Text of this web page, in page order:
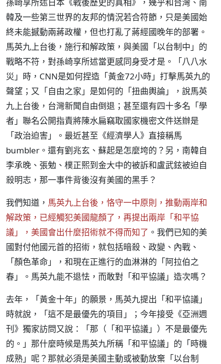
韓及一些第三世界的友邦的情況若合符節，只是美國始
終未能撼動兩蔣政權，但也打亂了蔣經國晚年的部署。
馬英九上台後，施行和解政策，與美國「以台制中」的
戰略不符，對孫崎享所述當更感同身受才是。「八八水
災」時，CNN是如何捏造「黃金72小時」打擊馬英九的
聲望；又「自由之家」是如何的「扭曲輿論」，說馬英
九上台後，台灣新聞自由倒退；甚至還有四十多名「學
者」聯名公開指責將陳水扁竊取國家機密文件送辦是
「政治迫害」。最近甚至《經濟學人》直接稱馬
bumbler。還有劉兆玄、蘇起是怎麼垮的？另，南韓自
李承晚、張勉、樸正熙到金大中的被訴和盧武鉉被迫自
殺明志，那一事件背後沒有美國的黑手？
我們知道， 馬英九上台後，恪守一中原則，推動兩岸和
解政策，已經觸犯美國龍顏了，再提出兩岸「和平協
議」，美國會出什麼招術就不得而知了 。我們已知的美
國對付他國元首的招術，就包括暗殺、政變、內戰、
「顏色革命」，和現在正進行的血淋淋的「阿拉伯之
春」。馬英九能不退怯，而敢對「和平協議」造次嗎？
去年，「黃金十年」的願景，馬英九提出「和平協議」
時就說，「這不是最優先的項目」；今年接受《亞洲週
刊》獨家訪問又說：「那（「和平協議」）不是最優先
的。」那什麼時候是馬英九所稱「和平協議」的「時機
成熟」呢？那就必須是美國主動或被動放棄「以台制